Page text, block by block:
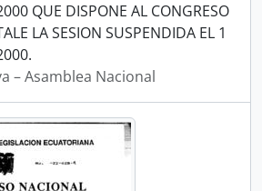
QUE DISPONE AL CONGRESO
LA SESION SUSPENDIDA EL 1
– Asamblea Nacional